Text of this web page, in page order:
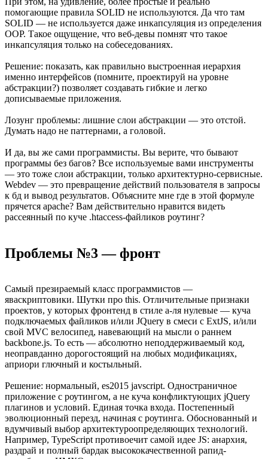
помогающие правила SOLID не используются. Да что там
SOLID — не используется даже инкапсуляция из определения
OOP. Такое ощущение, что веб-девы помнят что такое
инкапсуляция только на собеседованиях.
Решение: показать, как правильно выстроенная иерархия
именно интерфейсов (помните, проектируй на уровне
абстракции?) позволяет создавать гибкие и легко
дописываемые приложения.
Лозунг проблемы: лишние слои абстракции — это отстой.
Думать надо не паттернами, а головой.
И да, вы же сами программисты. Вы верите, что бывают
программы без багов? Все используемые вами инструменты
— это тоже слои абстракции, только архитектурно-сервисные.
Webdev — это превращение действий пользователя в запросы
к бд и вывод результатов. Объясните мне где в этой формуле
прячется apache? Вам действительно нравится видеть
рассеянный по куче .htaccess-файликов роутинг?
Проблемы №3 — фронт
Самый презираемый класс программистов —
яваскриптовики. Шутки про this. Отличительные признаки
проектов, у которых фронтенд в стиле а-ля нулевые — куча
подключаемых файликов и/или JQuery в смеси c ExtJS, и/или
свой MVC велосипед, навевающий на мысли о раннем
backbone.js. То есть — абсолютно неподдерживаемый код,
неоправданно дорогостоящий на любых модификациях,
априори глючный и костыльный.
Решение: нормальный, es2015 javscript. Одностраничное
приложение с роутингом, а не куча конфликтующих jQuery
плагинов и условий. Единая точка входа. Постепенный
эволюционный перезд, начиная с роутинга. Обоснованный и
вдумчивый выбор архитектуроопределяющих технологий.
Например, TypeScript противоечит самой идее JS: анархия,
раздрай и полный бардак высококачественной рапид-